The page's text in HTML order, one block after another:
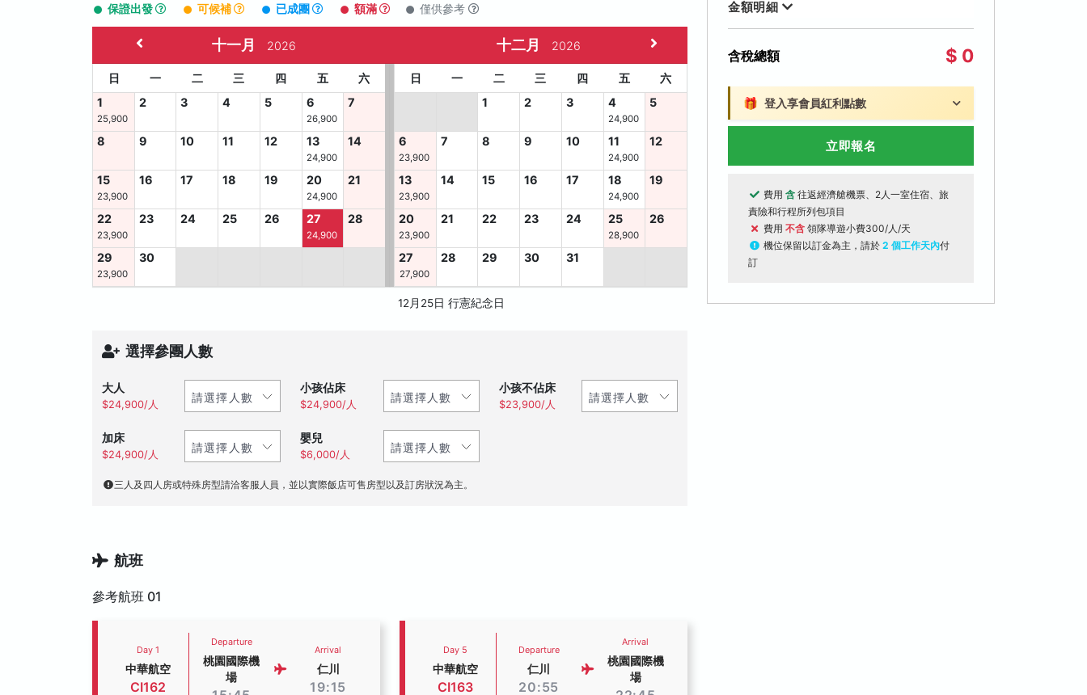
保證出發 可候補 已成團 額滿 僅供參考
十一月 2026
日 一 二 三 四 五
六
1
25,900
2 3 4 5 6
26,900
7
8 9 10 11 12 13
24,900
14
15
23,900
16 17 18 19 20
24,900
21
22
23,900
23 24 25 26 27
24,900
28
29
23,900
30
十二月 2026
日 一 二 三 四 五
六
1
2 3 4
24,900
5
6
23,900
7 8 9 10 11
24,900
12
13
23,900
14 15 16 17 18
24,900
19
20
23,900
21 22 23 24 25
28,900
26
27
27,900
28 29 30 31
12月25日 行憲紀念日
選擇參團人數
大人
$24,900/人
小孩佔床
$24,900/人
小孩不佔床
$23,900/人
加床
$24,900/人
嬰兒
$6,000/人
三人及四人房或特殊房型請洽客服人員，並以實際飯店可售房型以及訂房狀況為主。
航班
參考航班 01
Day 1
中華航空
CI162
Departure
桃園國際機
場
Arrival
仁川
19:15
Day 5
中華航空
CI163
Departure
仁川
20:55
Arrival
桃園國際機
場
金額明細
含稅總額 $ 0
🎁 登入享會員紅利點數
立即報名
費用 含 往返經濟艙機票、2人一室住宿、旅
責險和行程所列包項目
費用 不含 領隊導遊小費300/人/天
機位保留以訂金為主，請於 2 個工作天內付
訂